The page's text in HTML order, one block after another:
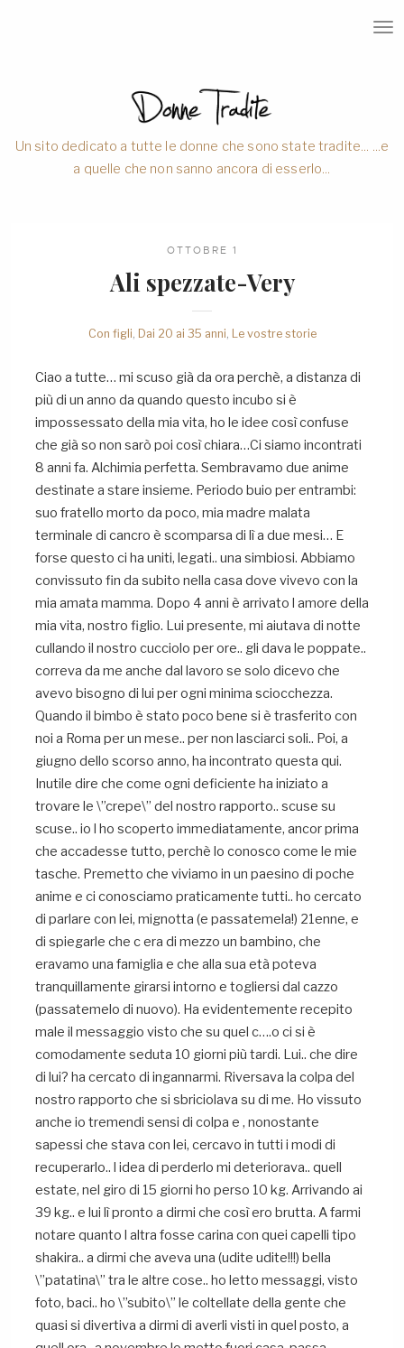
T
V
Un sito dedicato a tutte le donne che sono state tradite... ...e
a quelle che non sanno ancora di esserlo...
OTTOBRE 1
Ali spezzate-Very
Con figli, Dai 20 ai 35 anni, Le vostre storie
Ciao a tutte… mi scuso già da ora perchè, a distanza di
più di un anno da quando questo incubo si è
impossessato della mia vita, ho le idee così confuse
che già so non sarò poi così chiara…Ci siamo incontrati
8 anni fa. Alchimia perfetta. Sembravamo due anime
destinate a stare insieme. Periodo buio per entrambi:
suo fratello morto da poco, mia madre malata
terminale di cancro è scomparsa di lì a due mesi… E
forse questo ci ha uniti, legati.. una simbiosi. Abbiamo
convissuto fin da subito nella casa dove vivevo con la
mia amata mamma. Dopo 4 anni è arrivato l amore della
mia vita, nostro figlio. Lui presente, mi aiutava di notte
cullando il nostro cucciolo per ore.. gli dava le poppate..
correva da me anche dal lavoro se solo dicevo che
avevo bisogno di lui per ogni minima sciocchezza.
Quando il bimbo è stato poco bene si è trasferito con
noi a Roma per un mese.. per non lasciarci soli.. Poi, a
giugno dello scorso anno, ha incontrato questa qui.
Inutile dire che come ogni deficiente ha iniziato a
trovare le \”crepe\” del nostro rapporto.. scuse su
scuse.. io l ho scoperto immediatamente, ancor prima
che accadesse tutto, perchè lo conosco come le mie
tasche. Premetto che viviamo in un paesino di poche
anime e ci conosciamo praticamente tutti.. ho cercato
di parlare con lei, mignotta (e passatemela!) 21enne, e
di spiegarle che c era di mezzo un bambino, che
eravamo una famiglia e che alla sua età poteva
tranquillamente girarsi intorno e togliersi dal cazzo
(passatemelo di nuovo). Ha evidentemente recepito
male il messaggio visto che su quel c….o ci si è
comodamente seduta 10 giorni più tardi. Lui.. che dire
di lui? ha cercato di ingannarmi. Riversava la colpa del
nostro rapporto che si sbriciolava su di me. Ho vissuto
anche io tremendi sensi di colpa e , nonostante
sapessi che stava con lei, cercavo in tutti i modi di
recuperarlo.. l idea di perderlo mi deteriorava.. quell
estate, nel giro di 15 giorni ho perso 10 kg. Arrivando ai
39 kg.. e lui lì pronto a dirmi che così ero brutta. A farmi
notare quanto l altra fosse carina con quei capelli tipo
shakira.. a dirmi che aveva una (udite udite!!!) bella
\”patatina\” tra le altre cose.. ho letto messaggi, visto
foto, baci.. ho \”subito\” le coltellate della gente che
quasi si divertiva a dirmi di averli visti in quel posto, a